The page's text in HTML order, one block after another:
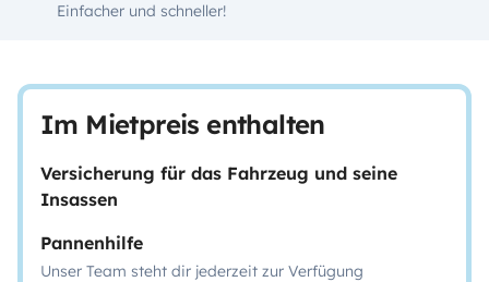
Einfacher und schneller!
Im Mietpreis enthalten
Versicherung für das Fahrzeug und seine
Insassen
Pannenhilfe
Unser Team steht dir jederzeit zur Verfügung